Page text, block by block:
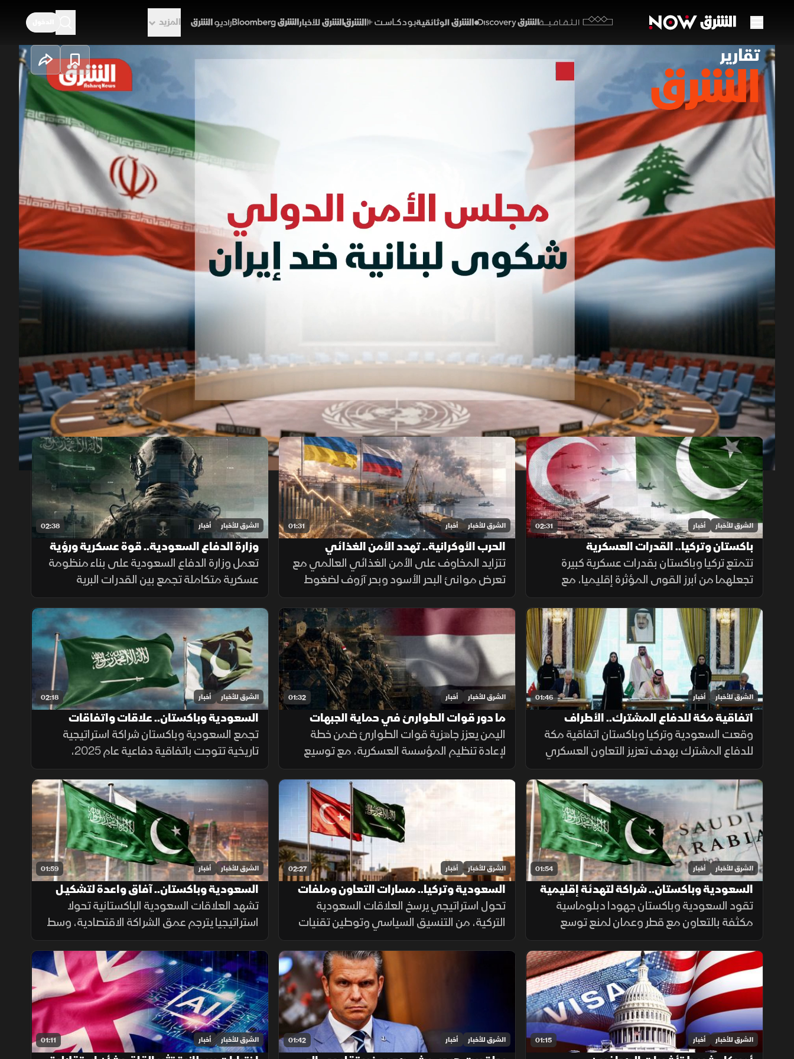
الثقافية
المزيد
00:12/01:57 1x auto
أزمة بيروت وطهران.. هل ينهي مجلس الأمن التدخل
الإيراني؟
14 مايو 2026
تقارير الشرق
قرر لبنان نقل خلافه مع إيران إلى مجلس الأمن الدولي متهماً طهران بتجاوز حدود العمل الدبلوماسي والتدخل
في القرار السيادي للدولة وتضمنت الشكوى اتهامات للحرس الثوري بالمشاركة في عمليات عسكرية أدت
لدمار واسع ونزوح مئات الآلاف مع التركيز على خروقات اتفاقية فيينا واستخدام السفارة غطاءً لأغراض غير
دبلوماسية في بيروت.
برامج الشرق الإخبارية (ملحق) تقارير الشرق لبنان
حلقات الموسم 2026
02:31 الشرق للأخبار أخبار
باكستان وتركيا.. القدرات العسكرية
تتمتع تركيا وباكستان بقدرات عسكرية كبيرة
تجعلهما من أبرز القوى المؤثرة إقليميا، مع
استثمارات متواصلة في تحديث القوات
المسلحة وتطوير القدرات الجوية والبحرية
ومنظومات الردع.
01:31 الشرق للأخبار أخبار
الحرب الأوكرانية.. تهدد الأمن الغذائي
العالمي
تتزايد المخاوف على الأمن الغذائي العالمي مع
تعرض موانئ البحر الأسود وبحر آزوف لضغوط
متصاعدة، ما يهدد صادرات الحبوب ويرفع تكاليف
الشحن والتأمين وأسعار الغذاء.
02:38 الشرق للأخبار أخبار
وزارة الدفاع السعودية.. قوة عسكرية ورؤية
تواكب التطورات
تعمل وزارة الدفاع السعودية على بناء منظومة
عسكرية متكاملة تجمع بين القدرات البرية
والجوية والبحرية والدفاع الجوي والردع
الصاروخي، إلى جانب التدريب والتأهيل وتطوير
التسليح وتوطين الصناعات الدفاعية.
01:46 الشرق للأخبار أخبار
اتفاقية مكة للدفاع المشترك.. الأطراف
والأهداف
وقعت السعودية وتركيا وباكستان اتفاقية مكة
للدفاع المشترك بهدف تعزيز التعاون العسكري
والتنسيق الأمني وتطوير القدرات الدفاعية، بما
يدعم الاستقرار الإقليمي ويرفع مستوى
الجاهزية المشتركة.
01:32 الشرق للأخبار أخبار
ما دور قوات الطوارئ في حماية الجبهات
اليمنية؟
اليمن يعزز جاهزية قوات الطوارئ ضمن خطة
لإعادة تنظيم المؤسسة العسكرية، مع توسيع
انتشارها في الجبهات الحدودية والمحافظات
الشرقية لتنفيذ مهام التدخل السريع وحماية
المنشآت وخطوط الإمداد.
02:18 الشرق للأخبار أخبار
السعودية وباكستان.. علاقات واتفاقات
تجمع السعودية وباكستان شراكة استراتيجية
تاريخية تتوجت باتفاقية دفاعية عام 2025،
واستثمارات مرتقبة بقيمة 25 مليار دولار تشمل
مشروع "ريكوديك" ودعم الوديعة المالية
وتمويل المشتقات النفطية.
01:54 الشرق للأخبار أخبار
السعودية وباكستان.. شراكة لتهدئة إقليمية
تقود السعودية وباكستان جهودا دبلوماسية
مكثفة بالتعاون مع قطر وعمان لمنع توسع
التصعيد مع إيران وحماية طرق الملاحة والطاقة،
ما أسهم في تراجع ترمب عن ضربة عسكرية
واسعة تفضيلاً للحوار.
02:27 الشرق للأخبار أخبار
السعودية وتركيا.. مسارات التعاون وملفات
مشتركة
تحول استراتيجي يرسخ العلاقات السعودية
التركية، من التنسيق السياسي وتوطين تقنيات
الدرون العسكرية، إلى تبادل تجاري مستهدف
بـ10 مليارات دولار ومشاريع بـ28 مليارا لبناء تحالف
01:59 الشرق للأخبار أخبار
السعودية وباكستان.. آفاق واعدة لتشكيـل
مستقبل الشراكة الاقتصادية
تشهد العلاقات السعودية الباكستانية تحولا
استراتيجيا يترجم عمق الشراكة الاقتصادية، وسط
توسع المشاريع الاستثمارية والتعاون التنموي
المتبادل لتعزيز استقرار الأسواق.
01:15 الشرق للأخبار أخبار 01:42 الشرق للأخبار أخبار 01:11 الشرق للأخبار أخبار